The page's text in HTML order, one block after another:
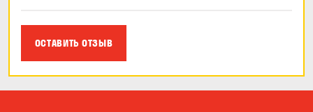
ОСТАВИТЬ ОТЗЫВ